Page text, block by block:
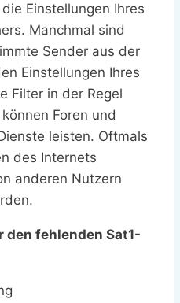
Einstellungen Ihres
Manchmal sind
Sender aus der
Einstellungen Ihres
Filter in der Regel
Foren und
leisten. Oftmals
des Internets
anderen Nutzern
den fehlenden Sat1-